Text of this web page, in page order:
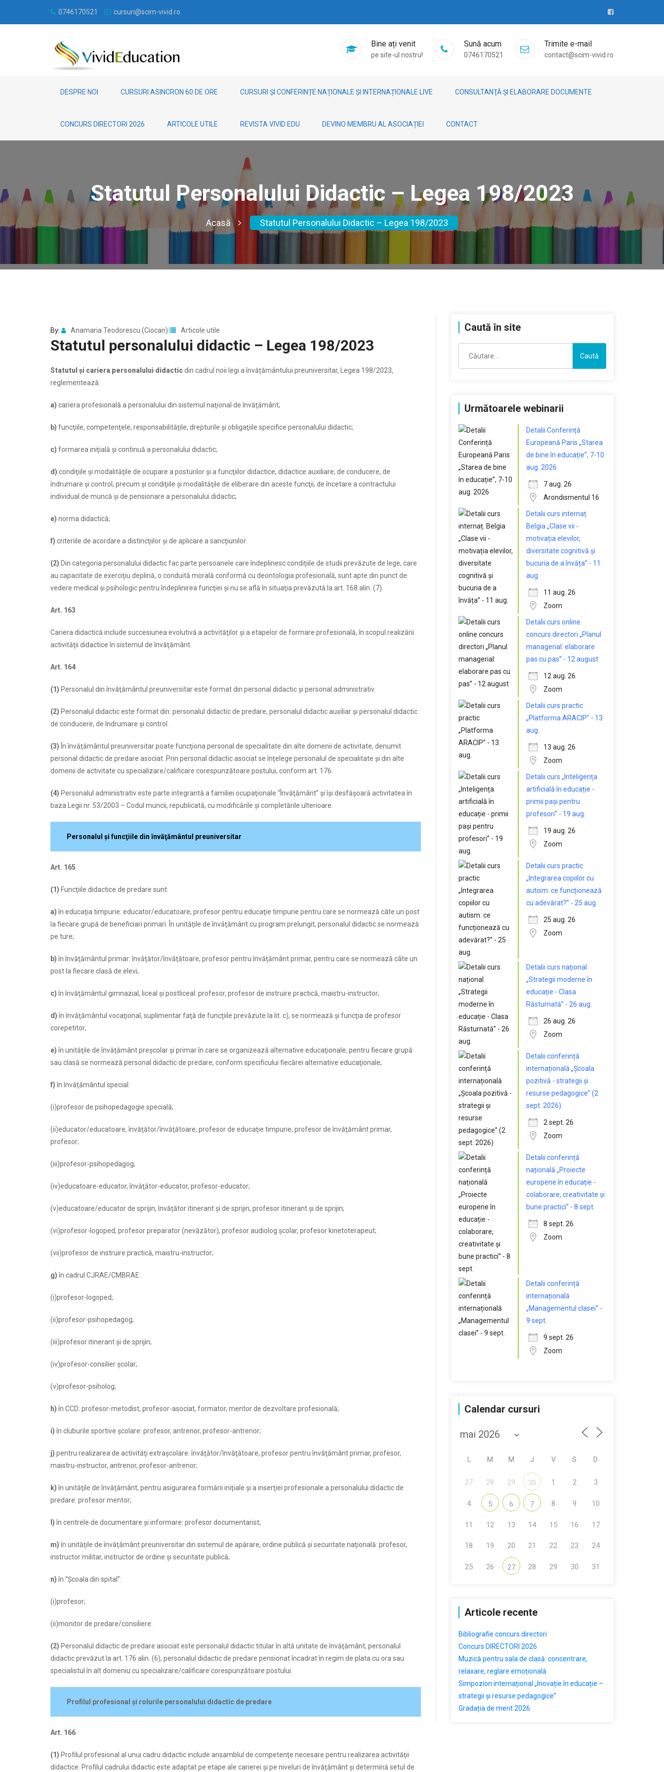
0746170521 cursuri@scim-vivid.ro
Bine ați venit
pe site-ul nostru!
Sună acum
0746170521
Trimite e-mail
contact@scim-vivid.ro
DESPRE NOI CURSURI ASINCRON 60 DE ORE CURSURI ȘI CONFERINȚE NAȚIONALE ȘI INTERNAȚIONALE LIVE CONSULTANŢĂ ȘI ELABORARE DOCUMENTE
CONCURS DIRECTORI 2026 ARTICOLE UTILE REVISTA VIVID EDU DEVINO MEMBRU AL ASOCIAȚIEI CONTACT
Statutul Personalului Didactic – Legea 198/2023
Acasă Statutul Personalului Didactic – Legea 198/2023
By: Anamaria Teodorescu (Ciocan) Articole utile
Statutul personalului didactic – Legea 198/2023
Statutul şi cariera personalului didacticdin cadrul noii legi a învățământului preuniversitar, Legea 198/2023,
reglementează:
a) cariera profesională a personalului din sistemul naţional de învăţământ;
b) funcţiile, competenţele, responsabilităţile, drepturile şi obligaţiile specifice personalului didactic;
c) formarea iniţială şi continuă a personalului didactic;
d) condiţiile şi modalităţile de ocupare a posturilor şi a funcţiilor didactice, didactice auxiliare, de conducere, de
îndrumare şi control, precum şi condiţiile şi modalităţile de eliberare din aceste funcţii, de încetare a contractului
individual de muncă şi de pensionare a personalului didactic;
e) norma didactică;
f) criteriile de acordare a distincţiilor şi de aplicare a sancţiunilor.
(2) Din categoria personalului didactic fac parte persoanele care îndeplinesc condiţiile de studii prevăzute de lege, care
au capacitate de exerciţiu deplină, o conduită morală conformă cu deontologia profesională, sunt apte din punct de
vedere medical şi psihologic pentru îndeplinirea funcţiei şi nu se află în situaţia prevăzută la art. 168 alin. (7).
Art. 163
Cariera didactică include succesiunea evolutivă a activităţilor şi a etapelor de formare profesională, în scopul realizării
activităţii didactice în sistemul de învăţământ.
Art. 164
(1) Personalul din învăţământul preuniversitar este format din personal didactic şi personal administrativ.
(2) Personalul didactic este format din: personalul didactic de predare, personalul didactic auxiliar şi personalul didactic
de conducere, de îndrumare şi control.
(3) În învăţământul preuniversitar poate funcţiona personal de specialitate din alte domenii de activitate, denumit
personal didactic de predare asociat. Prin personal didactic asociat se înţelege personalul de specialitate şi din alte
domenii de activitate cu specializare/calificare corespunzătoare postului, conform art. 176.
(4) Personalul administrativ este parte integrantă a familiei ocupaţionale “Învăţământ” şi îşi desfăşoară activitatea în
baza Legii nr. 53/2003 – Codul muncii, republicată, cu modificările şi completările ulterioare.
Personalul şi funcţiile din învăţământul preuniversitar
Art. 165
(1) Funcţiile didactice de predare sunt:
a)în educaţia timpurie: educator/educatoare, profesor pentru educaţie timpurie pentru care se normează câte un post
la fiecare grupă de beneficiari primari. În unităţile de învăţământ cu program prelungit, personalul didactic se normează
pe ture;
b)în învăţământul primar: învăţător/învăţătoare, profesor pentru învăţământ primar, pentru care se normează câte un
post la fiecare clasă de elevi;
c)în învăţământul gimnazial, liceal şi postliceal: profesor, profesor de instruire practică, maistru-instructor;
d)în învăţământul vocaţional, suplimentar faţă de funcţiile prevăzute la lit. c), se normează şi funcţia de profesor
corepetitor;
e)în unităţile de învăţământ preşcolar şi primar în care se organizează alternative educaţionale, pentru fiecare grupă
sau clasă se normează personal didactic de predare, conform specificului fiecărei alternative educaţionale;
f)în învăţământul special:
(i)profesor de psihopedagogie specială;
(ii)educator/educatoare, învăţător/învăţătoare, profesor de educaţie timpurie, profesor de învăţământ primar,
profesor;
(iii)profesor-psihopedagog;
(iv)educatoare-educator, învăţător-educator, profesor-educator;
(v)educatoare/educator de sprijin, învăţător itinerant şi de sprijin, profesor itinerant şi de sprijin;
(vi)profesor-logoped, profesor preparator (nevăzător), profesor audiolog şcolar, profesor kinetoterapeut;
(vii)profesor de instruire practică, maistru-instructor;
g)în cadrul CJRAE/CMBRAE:
(i)profesor-logoped;
(ii)profesor-psihopedagog;
(iii)profesor itinerant şi de sprijin;
(iv)profesor-consilier şcolar;
(v)profesor-psiholog;
h)în CCD: profesor-metodist, profesor-asociat, formator, mentor de dezvoltare profesională;
i)în cluburile sportive şcolare: profesor, antrenor, profesor-antrenor;
j) pentru realizarea de activităţi extraşcolare: învăţător/învăţătoare, profesor pentru învăţământ primar, profesor,
maistru-instructor, antrenor, profesor-antrenor;
k)în unităţile de învăţământ, pentru asigurarea formării iniţiale şi a inserţiei profesionale a personalului didactic de
predare: profesor mentor;
l)în centrele de documentare şi informare: profesor documentarist;
m)în unităţile de învăţământ preuniversitar din sistemul de apărare, ordine publică şi securitate naţională: profesor,
instructor militar, instructor de ordine şi securitate publică;
n)în “Şcoala din spital”:
(i)profesor;
(ii)monitor de predare/consiliere.
(2) Personalul didactic de predare asociat este personalul didactic titular în altă unitate de învăţământ, personalul
didactic prevăzut la art. 176 alin. (6), personalul didactic de predare pensionat încadrat în regim de plata cu ora sau
specialistul în alt domeniu cu specializare/calificare corespunzătoare postului.
Profilul profesional şi rolurile personalului didactic de predare
Art. 166
(1) Profilul profesional al unui cadru didactic include ansamblul de competenţe necesare pentru realizarea activităţii
didactice. Profilul cadrului didactic este adaptat pe etape ale carierei şi pe niveluri de învăţământ şi determină setul de
Caută în site
după:
Următoarele webinarii
Detalii Conferință
Europeană Paris „Starea
de bine în educație”, 7-10
aug. 2026
7 aug. 26
Arondismentul 16
Detalii curs internaț.
Belgia „Clase vii -
motivația elevilor,
diversitate cognitivă și
bucuria de a învăța” - 11
aug.
11 aug. 26
Zoom
Detalii curs online
concurs directori „Planul
managerial: elaborare
pas cu pas” - 12 august
12 aug. 26
Zoom
Detalii curs practic
„Platforma ARACIP” - 13
aug.
13 aug. 26
Zoom
Detalii curs „Inteligența
artificială în educație -
primii pași pentru
profesori” - 19 aug.
19 aug. 26
Zoom
Detalii curs practic
„Integrarea copiilor cu
autism: ce funcționează
cu adevărat?” - 25 aug.
25 aug. 26
Zoom
Detalii curs național
„Strategii moderne în
educație - Clasa
Răsturnată” - 26 aug.
26 aug. 26
Zoom
Detalii conferință
internațională „Școala
pozitivă - strategii și
resurse pedagogice” (2
sept. 2026)
2 sept. 26
Zoom
Detalii conferință
națională „Proiecte
europene în educație -
colaborare, creativitate și
bune practici” - 8 sept.
8 sept. 26
Zoom
Detalii conferință
internațională
„Managementul clasei” -
9 sept.
9 sept. 26
Zoom
Calendar cursuri
M M J V S D
27 28 29 30 1 2 3
4 5 6 7 8 9 10
11 12 13 14 15 16 17
18 19 20 21 22 23 24
25 26 27 28 29 30 31
Articole recente
Bibliografie concurs directori
Concurs DIRECTORI 2026
Muzică pentru sala de clasă: concentrare,
relaxare, reglare emoțională
Simpozion internațional „Inovație în educație –
strategii și resurse pedagogice”
Gradația de merit 2026